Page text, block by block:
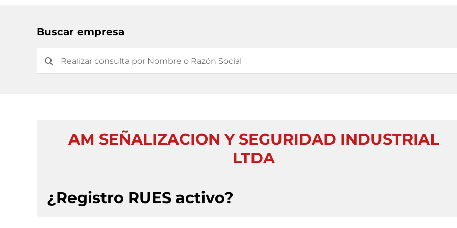
Buscar empresa
AM SEÑALIZACION Y SEGURIDAD INDUSTRIAL
LTDA
¿Registro RUES activo?